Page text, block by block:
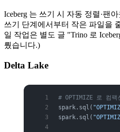
Iceberg 는 쓰기 시 자동 정렬·팬
쓰기 단계에서부터 작은 파일을
일 작업은 별도 글 "Trino 로
뤘습니다.)
Delta Lake
# OPTIMIZE 로 컴
spark.sql(
spark.sql(